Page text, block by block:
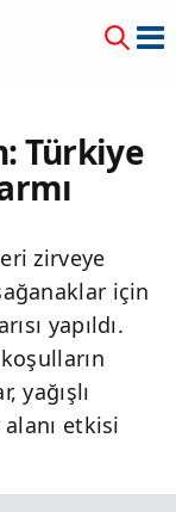
Türkiye
zirveye
için
yapıldı.
yağışlı
etkisi